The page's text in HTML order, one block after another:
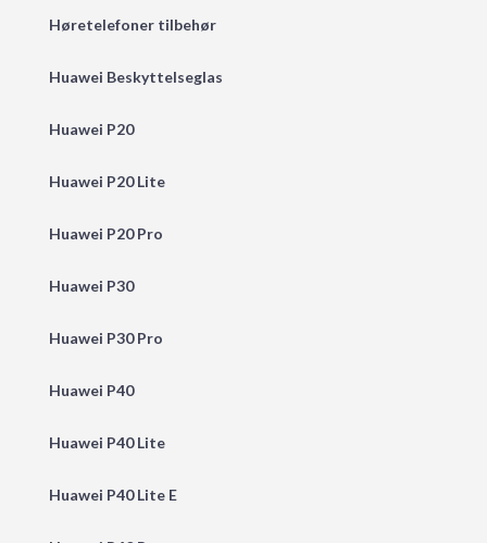
Høretelefoner tilbehør
Huawei Beskyttelseglas
Huawei P20
Huawei P20 Lite
Huawei P20 Pro
Huawei P30
Huawei P30 Pro
Huawei P40
Huawei P40 Lite
Huawei P40 Lite E